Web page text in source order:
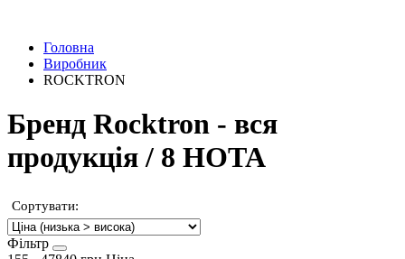
Головна
Виробник
ROCKTRON
Бренд Rocktron - вся
продукція / 8 НОТА
Сортувати:
Фільтр